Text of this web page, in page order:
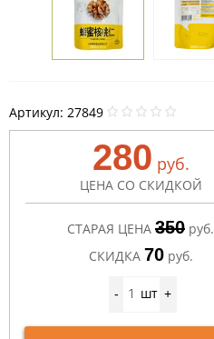
Артикул: 27849
280 руб.
ЦЕНА СО СКИДКОЙ
СТАРАЯ ЦЕНА 350 руб.
СКИДКА 70 руб.
- шт +